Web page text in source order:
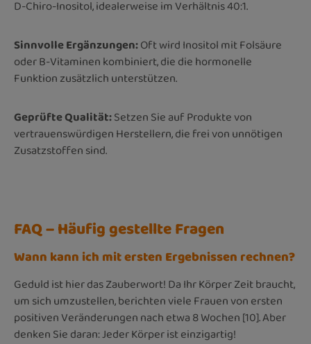
D-Chiro-Inositol, idealerweise im Verhältnis 40:1.
Sinnvolle Ergänzungen:Oft wird Inositol mit Folsäure
oder B-Vitaminen kombiniert, die die hormonelle
Funktion zusätzlich unterstützen.
Geprüfte Qualität:Setzen Sie auf Produkte von
vertrauenswürdigen Herstellern, die frei von unnötigen
Zusatzstoffen sind.
FAQ – Häufig gestellte Fragen
Wann kann ich mit ersten Ergebnissen rechnen?
Geduld ist hier das Zauberwort! Da Ihr Körper Zeit braucht,
um sich umzustellen, berichten viele Frauen von ersten
positiven Veränderungen nach etwa 8 Wochen [10]. Aber
denken Sie daran: Jeder Körper ist einzigartig!